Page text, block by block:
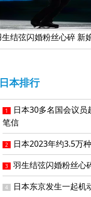
日本排行
1
日本30多名国会议员
笔信
2 日本2023年约3.5万
3 羽生结弦闪婚粉丝心
4 日本东京发生一起机